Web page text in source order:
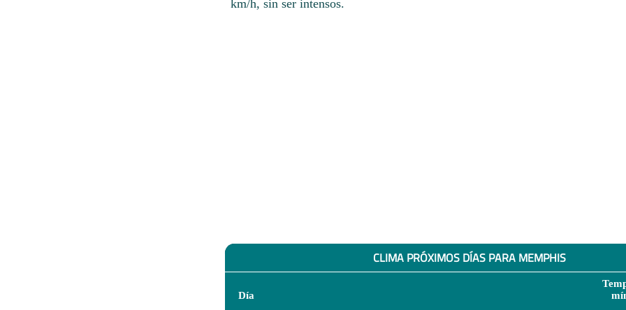
km/h, sin ser intensos.
CLIMA PRÓXIMOS DÍAS PARA MEMPHIS
Día